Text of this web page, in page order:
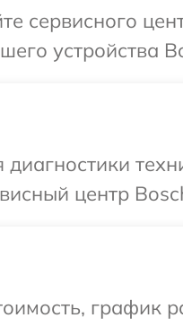
сервисного
устройства
центр
график